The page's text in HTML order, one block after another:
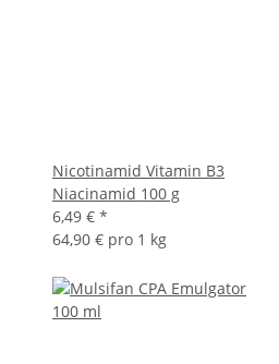
Nicotinamid Vitamin B3
Niacinamid 100 g
6,49 € *
64,90 € pro 1 kg